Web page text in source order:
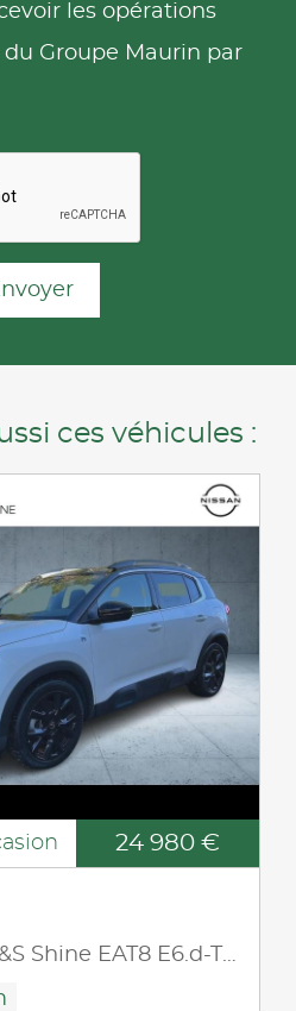
les opérations
Groupe Maurin par
ces véhicules :
24 980 €